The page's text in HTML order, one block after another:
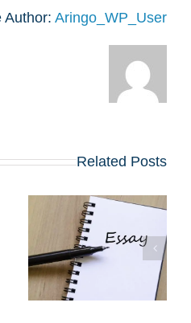
Author: Aringo_WP_User
Related Posts